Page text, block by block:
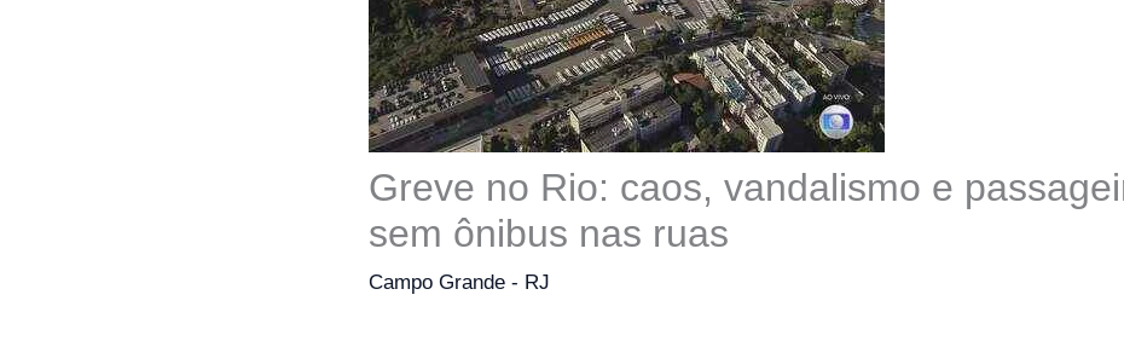
Greve no Rio: caos, vandalismo e
sem ônibus nas ruas
Campo Grande - RJ